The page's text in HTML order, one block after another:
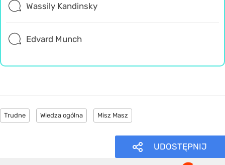
Wassily Kandinsky
Edvard Munch
Trudne Wiedza ogólna Misz Masz
UDOSTĘPNIJ